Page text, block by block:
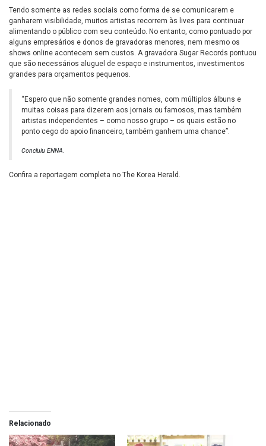
Tendo somente as redes sociais como forma de se comunicarem e
ganharem visibilidade, muitos artistas recorrem às lives para continuar
alimentando o público com seu conteúdo. No entanto, como pontuado por
alguns empresários e donos de gravadoras menores, nem mesmo os
shows online acontecem sem custos. A gravadora Sugar Records pontuou
que são necessários aluguel de espaço e instrumentos, investimentos
grandes para orçamentos pequenos.
“Espero que não somente grandes nomes, com múltiplos álbuns e
muitas coisas para dizerem aos jornais ou famosos, mas também
artistas independentes – como nosso grupo – os quais estão no
ponto cego do apoio financeiro, também ganhem uma chance”.
Concluiu ENNA.
Confira a reportagem completa no The Korea Herald .
Relacionado